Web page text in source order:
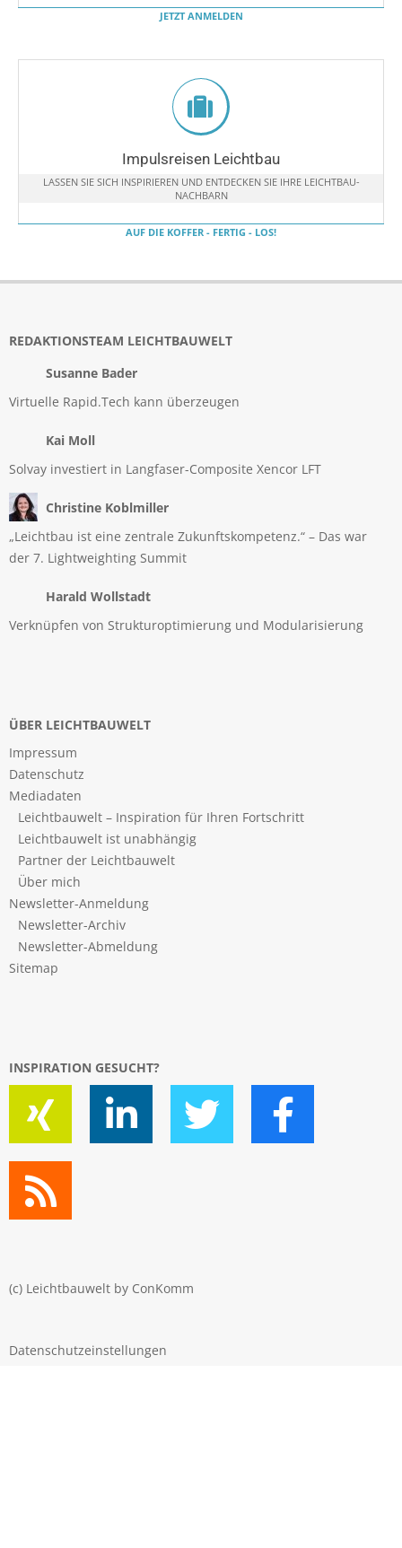
JETZT ANMELDEN
Impulsreisen Leichtbau
LASSEN SIE SICH INSPIRIEREN UND ENTDECKEN SIE IHRE LEICHTBAU-
NACHBARN
AUF DIE KOFFER - FERTIG - LOS!
REDAKTIONSTEAM LEICHTBAUWELT
Susanne Bader
Virtuelle Rapid.Tech kann überzeugen
Kai Moll
Solvay investiert in Langfaser-Composite Xencor LFT
Christine Koblmiller
„Leichtbau ist eine zentrale Zukunftskompetenz.“ – Das war
der 7. Lightweighting Summit
Harald Wollstadt
Verknüpfen von Strukturoptimierung und Modularisierung
ÜBER LEICHTBAUWELT
Impressum
Datenschutz
Mediadaten
Leichtbauwelt – Inspiration für Ihren Fortschritt
Leichtbauwelt ist unabhängig
Partner der Leichtbauwelt
Über mich
Newsletter-Anmeldung
Newsletter-Archiv
Newsletter-Abmeldung
Sitemap
INSPIRATION GESUCHT?
(c) Leichtbauwelt by ConKomm
Datenschutzeinstellungen